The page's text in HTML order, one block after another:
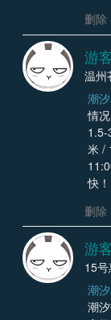
删除
游
温州
潮
情
1.5-
米 /
快！
删除
游
15
潮
潮